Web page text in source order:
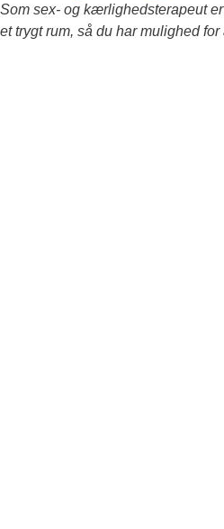
Som sex- og kærlighedsterapeut
et trygt rum, så du har mulighed